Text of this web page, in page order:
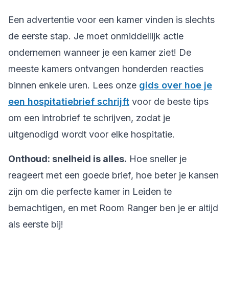
Een advertentie voor een kamer vinden is slechts
de eerste stap. Je moet onmiddellijk actie
ondernemen wanneer je een kamer ziet! De
meeste kamers ontvangen honderden reacties
binnen enkele uren. Lees onze gids over hoe je
een hospitatiebrief schrijft voor de beste tips
om een introbrief te schrijven, zodat je
uitgenodigd wordt voor elke hospitatie.
Onthoud: snelheid is alles. Hoe sneller je
reageert met een goede brief, hoe beter je kansen
zijn om die perfecte kamer in Leiden te
bemachtigen, en met Room Ranger ben je er altijd
als eerste bij!